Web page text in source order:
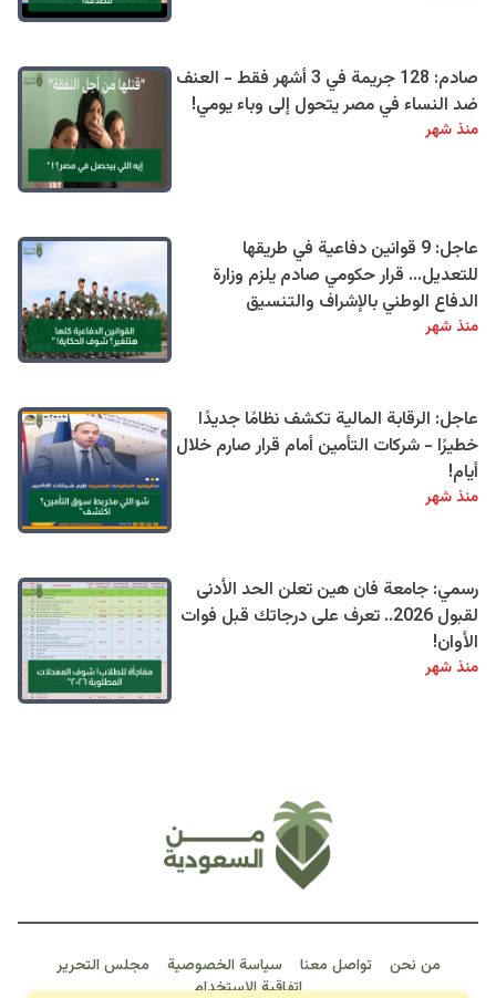
صادم: 128 جريمة في 3 أشهر فقط - العنف
ضد النساء في مصر يتحول إلى وباء يومي!
منذ شهر
عاجل: 9 قوانين دفاعية في طريقها
للتعديل… قرار حكومي صادم يلزم وزارة
الدفاع الوطني بالإشراف والتنسيق
منذ شهر
عاجل: الرقابة المالية تكشف نظامًا جديدًا
خطيرًا - شركات التأمين أمام قرار صارم خلال
أيام!
منذ شهر
رسمي: جامعة فان هين تعلن الحد الأدنى
لقبول 2026.. تعرف على درجاتك قبل فوات
الأوان!
منذ شهر
من نحن تواصل معنا سياسة الخصوصية
مجلس التحرير
اتفاقية الاستخدام